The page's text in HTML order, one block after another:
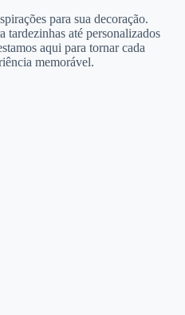
para sua decoração.
tardezinhas até personalizados
aqui para tornar cada
memorável.